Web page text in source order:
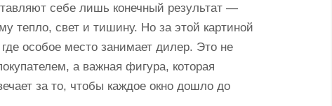
себе лишь конечный результат —
тепло, свет и тишину. Но за этой картиной
особое место занимает дилер. Это не
а важная фигура, которая
за то, чтобы каждое окно дошло до